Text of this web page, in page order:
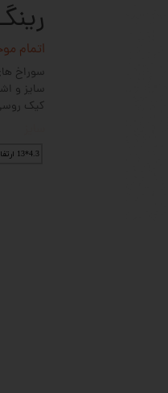
اتمام
سوراخ
سایز و
کیک
4.3*13 ارتفاع 2.6 سانت